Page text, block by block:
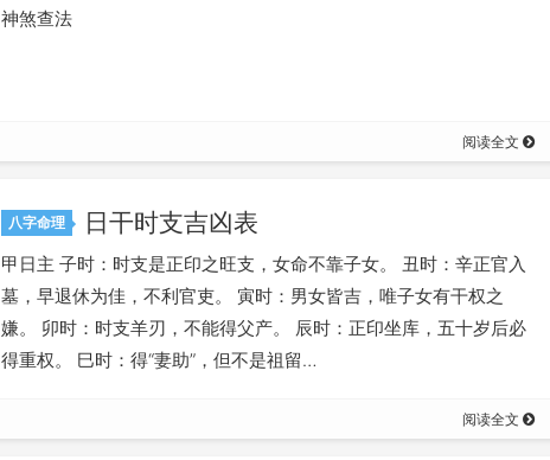
神煞查法
阅读全文
八字命理 日干时支吉凶表
甲日主 子时：时支是正印之旺支，女命不靠子女。 丑时：辛正官入
墓，早退休为佳，不利官吏。 寅时：男女皆吉，唯子女有干权之
嫌。 卯时：时支羊刃，不能得父产。 辰时：正印坐库，五十岁后必
得重权。 巳时：得“妻助”，但不是祖留…
阅读全文